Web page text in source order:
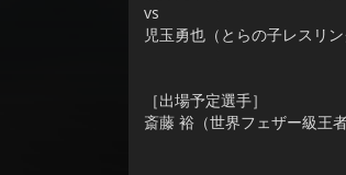
vs
児玉勇也（とらの子レスリ
［出場予定選手］
斎藤 裕（世界フェザー級王